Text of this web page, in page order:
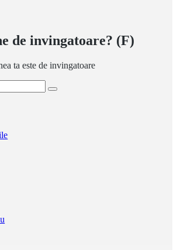
de invingatoare? (F)
ta este de invingatoare